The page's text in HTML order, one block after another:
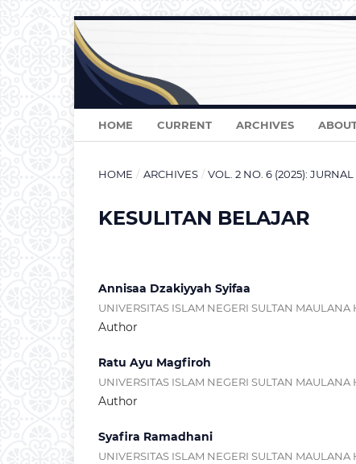
HOME CURRENT ARCHIVES
HOME / ARCHIVES / VOL. 2 NO. 6 (2025):
KESULITAN BELAJAR
Annisaa Dzakiyyah Syifaa
UNIVERSITAS ISLAM NEGERI SULTAN
Author
Ratu Ayu Magfiroh
UNIVERSITAS ISLAM NEGERI SULTAN
Author
Syafira Ramadhani
UNIVERSITAS ISLAM NEGERI SULTAN